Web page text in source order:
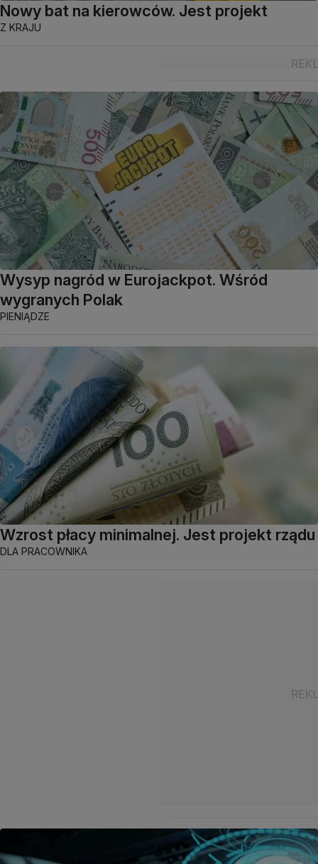
Nowy bat na kierowców. Jest projekt
Z KRAJU
Wysyp nagród w Eurojackpot. Wśród
wygranych Polak
PIENIĄDZE
Wzrost płacy minimalnej. Jest projekt rządu
DLA PRACOWNIKA